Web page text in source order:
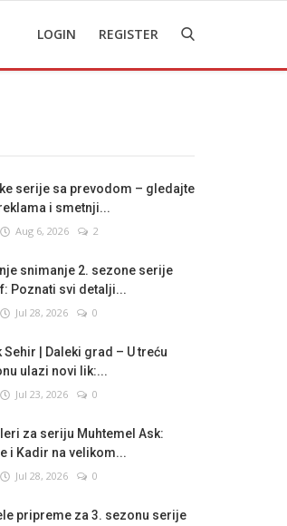
LOGIN REGISTER
serije sa prevodom – gledajte
i smetnji...
Aug 6, 2026 2
snimanje 2. sezone serije
Poznati svi detalji...
Jul 28, 2026 0
Sehir | Daleki grad – U treću
ulazi novi lik:...
Jul 23, 2026 0
za seriju Muhtemel Ask:
i Kadir na velikom...
Jul 28, 2026 0
pripreme za 3. sezonu serije